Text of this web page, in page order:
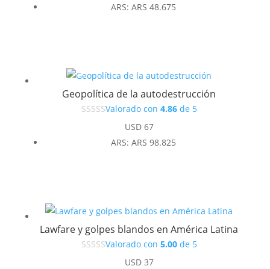
precio precio
ARS: ARS 48.675
Geopolítica de la autodestrucción
Valorado con 4.86de 5
USD67
ARS: ARS 98.825
Lawfare y golpes blandos en América Latina
Valorado con 5.00de 5
USD37